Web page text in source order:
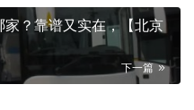
？靠谱又实在，【北京
下一篇